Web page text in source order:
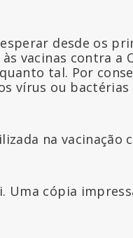
desde os
vacinas contra a
tal. Por
vírus ou bactérias
na vacinação
Uma cópia